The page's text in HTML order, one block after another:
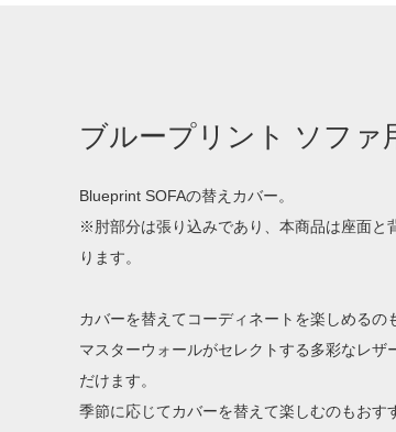
ブループリント ソファ
Blueprint SOFAの替えカバー。
※肘部分は張り込みであり、本商品は座面と
ります。
カバーを替えてコーディネートを楽しめるの
マスターウォールがセレクトする多彩なレザ
だけます。
季節に応じてカバーを替えて楽しむのもおす